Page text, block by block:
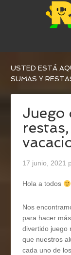
USTED ESTÁ
SUMAS Y
Juego
17 junio, 2021
Hola a todos
Nos
para hacer
divertido juego
que nuestros
cada uno de